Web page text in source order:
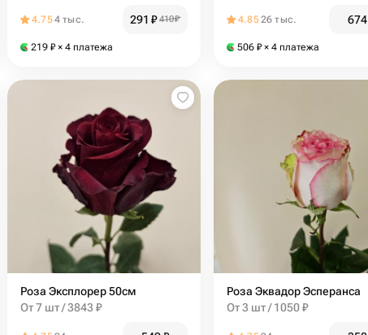
4.754 тыс. 291 ₽ 410₽
219 ₽ × 4 платежа
4.8526 тыс. 674
506 ₽ × 4 платежа
Роза Эксплорер 50см
От 7 шт / 3843 ₽
Роза Эквадор Эсперанса
От 3 шт / 1050 ₽